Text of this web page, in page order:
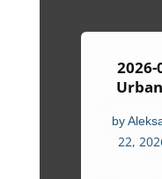
2026-
by
22,